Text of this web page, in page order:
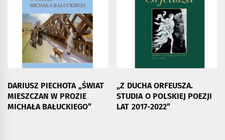
DARIUSZ PIECHOTA „ŚWIAT
MIESZCZAN W PROZIE
MICHAŁA BAŁUCKIEGO”
„Z DUCHA ORFEUSZA.
STUDIA O POLSKIEJ POEZJI
LAT 2017-2022”